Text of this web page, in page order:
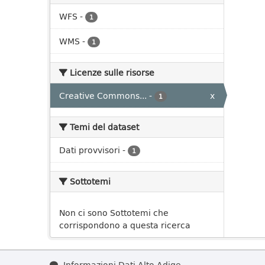
WFS - 1
WMS - 1
Licenze sulle risorse
Creative Commons... - 1 x
Temi del dataset
Dati provvisori - 1
Sottotemi
Non ci sono Sottotemi che
corrispondono a questa ricerca